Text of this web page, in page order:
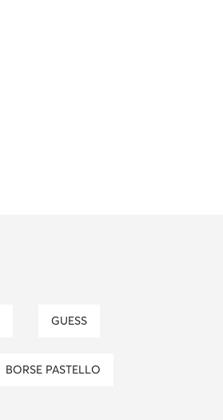
GUESS
BORSE PASTELLO